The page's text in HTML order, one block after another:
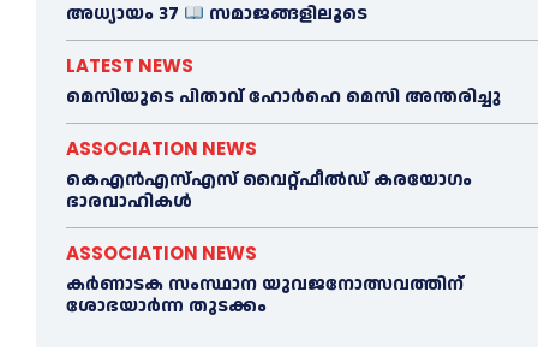
അധ്യായം 37
സമാജങ്ങളിലൂടെ
LATEST NEWS
മെ​സിയുടെ പിതാവ് ഹോർഹെ മെ​സി അന്തരിച്ചു
ASSOCIATION NEWS
കെഎൻഎസ്എസ് വൈറ്റ്ഫീൽഡ് കരയോഗം
ഭാരവാഹികള്‍
ASSOCIATION NEWS
കര്‍ണാടക സംസ്ഥാന യുവജനോത്സവത്തിന്
ശോഭയാർന്ന തുടക്കം